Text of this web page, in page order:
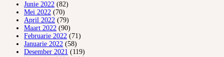
Junie 2022 (82)
Mei 2022 (70)
April 2022 (79)
Maart 2022 (90)
Februarie 2022 (71)
Januarie 2022 (58)
Desember 2021 (119)